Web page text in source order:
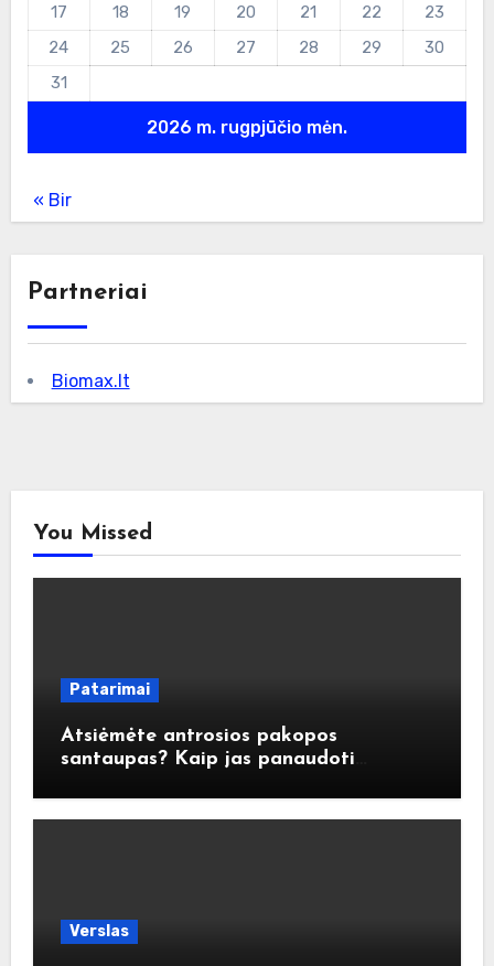
2026 m. rugpjūčio mėn.
17
18 19 20 21 22
23
24
25 26 27 28 29
30
31
« Bir
Partneriai
Biomax.lt
You Missed
Patarimai
Atsiėmėte antrosios pakopos
santaupas? Kaip jas panaudoti
Verslas